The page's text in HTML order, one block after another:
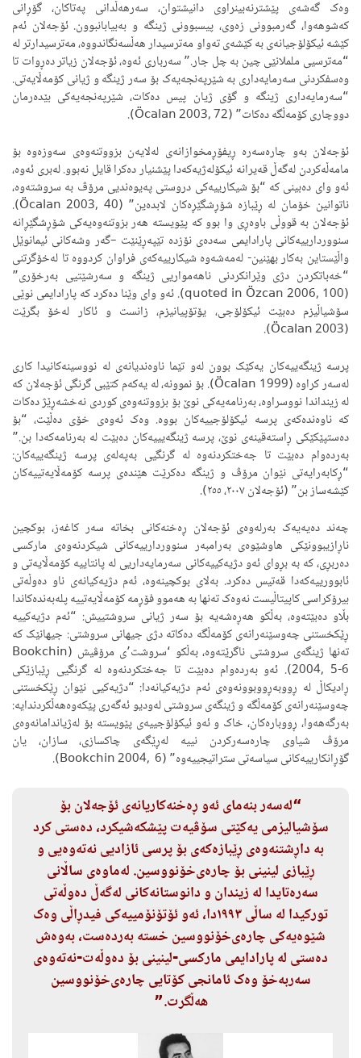
وەک گەشەی پێشترنەبینراوی دانیشتوان، سەرهەڵدانی پەتاکان، گۆڕانی
کەشوهەوا، گەرمبوونی زەوی، پیسبوونی ژینگە و بەبیابانبوون. ئۆجەلان ئەم
کێشە ئیکۆلۆجیانەی بە کێشەی تەواو مەترسیدار هەڵسەنگاندووە، مەترسیدارتر لە
“مەترسیی ململانێی چین بە چل جار.” سەرباری ئەوە، ئۆجەلان زیاتر دەڕوات تا
وەسفکردنی سەرمایەداری بە شێرپەنجەیەک بۆ سەر ژینگە و ژیانی کۆمەڵایەتی.
“سەرمایەداری ژینگە و گۆی ژیان پیس دەکات، شێرپەنجەیەکی بێدەرمان
دووچاری کۆمەڵگە دەکات” (Öcalan 2003, 72).
ئۆجەلان بەو چارەسەرە ڕیفۆڕمخوازانەی لەلایەن بزووتنەوەی سەوزەوە بۆ
مامەڵەکردن لەگەڵ قەیرانە ئیکۆلەژیەکەدا پێشنیار دەکرا قایل نەبوو. لەبری ئەوە،
ئەو وای دەبینی کە “بۆ شیکارییەکی دروستی پەیوەندیی مرۆڤ بە سروشتەوە،
ناتوانین خۆمان لە ڕێبازە شۆڕشگێڕەکان لابدەین” (Öcalan 2003, 40).
ئۆجەلان بە قووڵی باوەڕی وا بوو کە پێویستە هەر بزوتنەوەیەکی شۆڕشگێڕانە
سنووردارییەکانی پارادایمی سەدەی نۆزدە تێپەڕێنێت –گەر وشەکانی ئیمانوێل
واڵێستاین بەکار بهێنین- لەمەشەوە شیکارییەکەی فراوان کردووە تا لەخۆگرتنی
“خەباتکردن دژی وێرانکردنی ناهەمواریی ژینگە و سەرشێتیی بەرخۆری”
(quoted in Özcan 2006, 100). ئەو وای وێنا دەکرد کە پارادایمی نوێی
سۆشیاڵیزم دەبێت ئیکۆلۆجی، یۆتۆپیانیزم، زانست و ئاکار لەخۆ بگرێت
(Öcalan 2003).
پرسە ژینگەییەکان یەکێک بوون لەو تێما ناوەندیانەی لە نووسینەکانیدا کاری
لەسەر کراوە (Öcalan 1999). بۆ نموونە، لە یەکەم کتێبی گرنگی ئۆجەلان کە
لە زینداندا نووسراوە، بەرنامەیەکی نوێ بۆ بزووتنەوەی کوردی نەخشەڕێژ دەکات
کە ناوەندەکەی پرسە ئیکۆلۆجییەکان بووە. وەک ئەوەی خۆی دەڵێت، “بۆ
دەستپێکێکی ڕاستەقینەی نوێ، پرسە ژینگەیییەکان دەبێت لە بەرنامەکەدا بن.”
بەردەوام دەبێت تا جەختکردنەوە لە گرنگیی بەپەلەی پرسە ژینگەییەکان:
“ڕکابەرایەتی نێوان مرۆڤ و ژینگە دەکرێت هێندەی پرسە کۆمەڵایەتییەکان
کێشەساز بن” (ئۆجەلان ٢٠٠٧، ٢٥٥).
چەند دەیەیەک بەرلەوەی ئۆجەلان ڕەخنەکانی بخاتە سەر کاغەز، بوکچین
ناڕازیبوونێکی هاوشێوەی بەرامبەر سنووردارییەکانی شیکردنەوەی مارکسی
دەربڕی، کە بە بڕوای ئەو دژیەکییەکانی سەرمایەداریی لە پانتاییە کۆمەڵایەتی و
ئابوورییەکەدا قەتیس دەکرد. بەلای بوکچینەوە، ئەم دژیەکیانەی ناو دەوڵەتی
بیرۆکراسی کاپیتاڵیست نەوەک تەنها بە هەموو فۆڕمە کۆمەڵایەتییە پلەبەندەکاندا
بڵاو دەبێتەوە، بەڵکو هەڕەشەیە بۆ سەر ژیانی سروشتییش: “ئەم دژیەکییە
ڕێکخستنی چەوسێنەرانەی کۆمەڵگە دەکاتە دژی جیهانی سروشتی: جیهانێک کە
تەنها ژینگەی سروشتی ناگرێتەوە، بەڵکو ‘سروشت’ی مرۆڤیش (Bookchin
2004, 5-6). ئەو بەردەوام دەبێت تا جەختکردنەوە لە گرنگیی ڕێبازێکی
ڕادیکاڵ لە ڕووبەڕووبوونەوەی ئەم دژیەکیانەدا: “دژیەکیی نێوان ڕێکخستنی
چەوسێنەرانەی کۆمەڵگە و ژینگەی سروشتی لەودیو ئەگەری پێکەوەهەڵکردندایە:
بەرگەهەوا، ڕووبارەکان، خاک و ئەو ئیکۆلۆجییەی پێویستە بۆ لەژیاندامانەوەی
مرۆڤ شیاوی چارەسەرکردن نییە لەڕێگەی چاکسازی، سازان، یان
گۆڕانکارییەکانی سیاسەتی ستراتیجییەوە” (Bookchin 2004, 6).
“لەسەر بنەمای ئەو ڕەخنەکاریانەی ئۆجەلان بۆ
سۆشیالیزمی یەکێتی سۆڤیەت پێشکەشیکرد، دەستی کرد
بە داڕشتنەوەی ڕێبازەکەی بۆ پرسی ئازادیی نەتەوەیی و
ڕێبازی لینینی بۆ چارەی‌خۆنووسین. لەماوەی ساڵانی
سەرەتایدا لە زیندان و دانوستانەکانی لەگەڵ دەوڵەتی
تورکیدا لە ساڵی ١٩٩٣دا، ئەو ئۆتۆنۆمییەکی فیدڕاڵی وەک
شێوەیەکی چارەی‌خۆنووسین خستە بەردەست، بەوەش
دەستی لە پارادایمی مارکسی-لینینی بۆ دەوڵەت-نەتەوەی
سەربەخۆ وەک ئامانجی کۆتایی چارەی‌خۆنووسین
هەڵگرت.”